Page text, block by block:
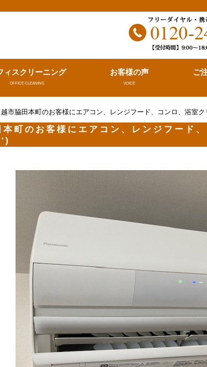
ィスクリーニング
OFFICE CLEANING
お客様の声
VOICE
ご
市脇田本町のお客様にエアコン、レンジフード、コンロ、浴室
本町のお客様にエアコン、レンジフード
ゞ